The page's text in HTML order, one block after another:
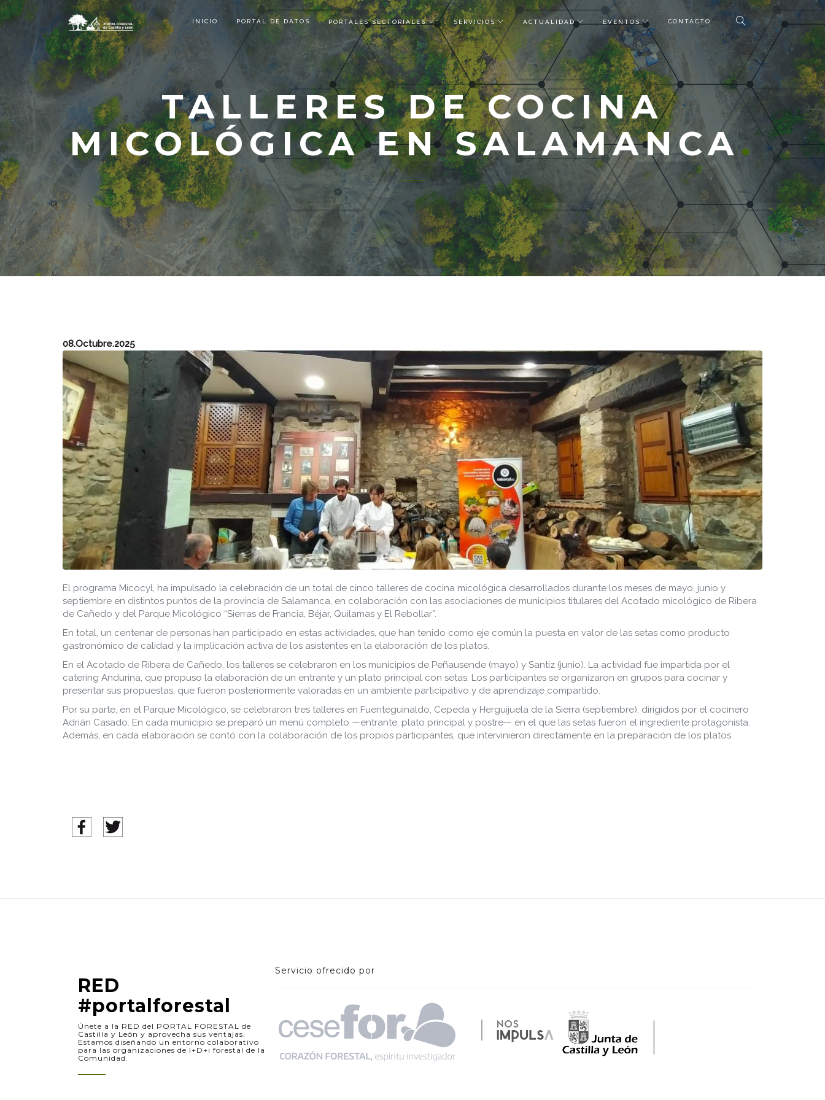
INICIO PORTAL DE DATOS PORTALES SECTORIALES SERVICIOS ACTUALIDAD EVENTOS CONTACTO
TALLERES DE COCINA
MICOLÓGICA EN SALAMANCA
08.Octubre.2025
El programa Micocyl, ha impulsado la celebración de un total de cinco talleres de cocina micológica desarrollados durante los meses de mayo, junio y
septiembre en distintos puntos de la provincia de Salamanca, en colaboración con las asociaciones de municipios titulares del Acotado micológico de Ribera
de Cañedo y del Parque Micológico “Sierras de Francia, Béjar, Quilamas y El Rebollar”.
En total, un centenar de personas han participado en estas actividades, que han tenido como eje común la puesta en valor de las setas como producto
gastronómico de calidad y la implicación activa de los asistentes en la elaboración de los platos.
En el Acotado de Ribera de Cañedo, los talleres se celebraron en los municipios de Peñausende (mayo) y Santiz (junio). La actividad fue impartida por el
catering Andurina, que propuso la elaboración de un entrante y un plato principal con setas. Los participantes se organizaron en grupos para cocinar y
presentar sus propuestas, que fueron posteriormente valoradas en un ambiente participativo y de aprendizaje compartido.
Por su parte, en el Parque Micológico, se celebraron tres talleres en Fuenteguinaldo, Cepeda y Herguijuela de la Sierra (septiembre), dirigidos por el cocinero
Adrián Casado. En cada municipio se preparó un menú completo —entrante, plato principal y postre— en el que las setas fueron el ingrediente protagonista.
Además, en cada elaboración se contó con la colaboración de los propios participantes, que intervinieron directamente en la preparación de los platos.
RED
#portalforestal
Únete a la RED del PORTAL FORESTAL de
Castilla y León y aprovecha sus ventajas.
Estamos diseñando un entorno colaborativo
para las organizaciones de I+D+i forestal de la
Comunidad.
Servicio ofrecido por